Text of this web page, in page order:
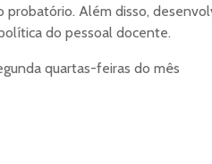
probatório. Além disso,
do pessoal docente.
quartas-feiras do mês